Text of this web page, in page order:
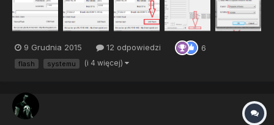
telefonami- często są problemy podczas instalac...
9 Grudnia 2015 12 odpowiedzi 6
flash systemu (i 4 więcej)